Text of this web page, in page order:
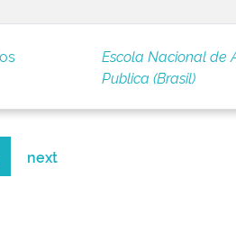
Escola Nacional de
Publica (Brasil)
next